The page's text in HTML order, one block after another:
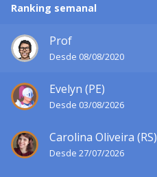
Ranking semanal
Prof
Desde 08/08/2020
Evelyn (PE)
Desde 03/08/2026
Carolina Oliveira (RS)
Desde 27/07/2026